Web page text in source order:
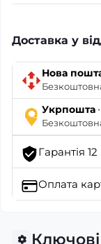
Доставка у
Нова
Укрпошта ·
Гарантія 12
Оплата